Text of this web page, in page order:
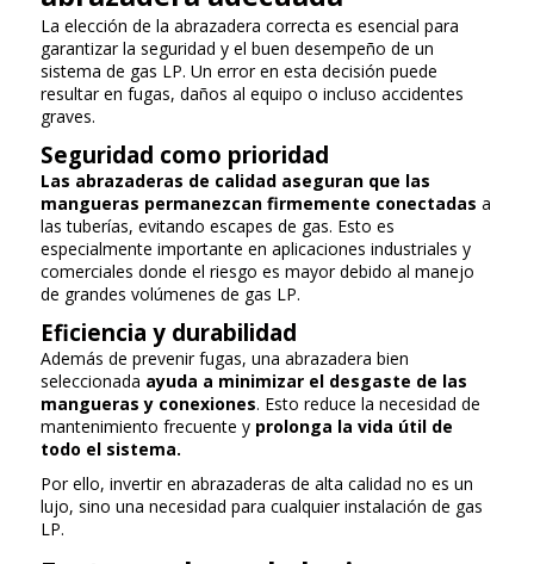
La elección de la abrazadera correcta es esencial para
garantizar la seguridad y el buen desempeño de un
sistema de gas LP. Un error en esta decisión puede
resultar en fugas, daños al equipo o incluso accidentes
graves.
Seguridad como prioridad
Las abrazaderas de calidad aseguran que las
mangueras permanezcan firmemente conectadas a
las tuberías, evitando escapes de gas. Esto es
especialmente importante en aplicaciones industriales y
comerciales donde el riesgo es mayor debido al manejo
de grandes volúmenes de gas LP.
Eficiencia y durabilidad
Además de prevenir fugas, una abrazadera bien
seleccionada ayuda a minimizar el desgaste de las
mangueras y conexiones. Esto reduce la necesidad de
mantenimiento frecuente y prolonga la vida útil de
todo el sistema.
Por ello, invertir en abrazaderas de alta calidad no es un
lujo, sino una necesidad para cualquier instalación de gas
LP.